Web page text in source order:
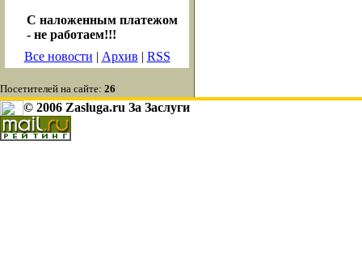
С наложенным платежом
- не работаем!!!
Все новости | Архив | RSS
Посетителей на сайте: 26
© 2006 Zasluga.ru За Заслуги